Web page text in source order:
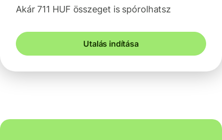
Akár 711 HUF összeget is spórolhatsz
Utalás indítása